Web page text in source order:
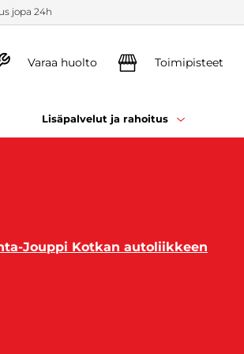
jopa 24h
Varaa huolto Toimipisteet
Lisäpalvelut ja rahoitus
Jouppi Kotkan autoliikkeen